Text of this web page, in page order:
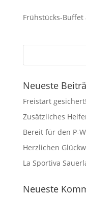
Frühstücks-Buffet
Neueste
Freistart gesichert!
Zusätzliches
Bereit für den P-
Herzlichen
La Sportiva
Neueste